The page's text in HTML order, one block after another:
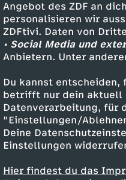
Angebot des ZDF an
personalisieren wir
ZDFtivi. Daten von
• Social Media und
Anbietern. Unter
Du kannst
betrifft nur dein aktuell
Datenverarbeitung, für
"Einstellungen/
Deine
Einstellungen
Hier findest du das
Ähnliche
Kultur